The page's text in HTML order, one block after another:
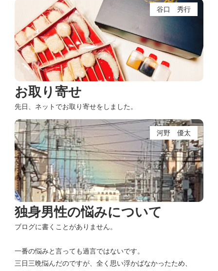
谷口 秀行
お取り寄せ
先日、ネットでお取り寄せをしました。
河野 優太
独身男性の悩みについて
ブログに書くことがありません。
一番の悩みと言っても過言ではないです。
三日三晩悩んだのですが、全く思い浮かばなかったため、